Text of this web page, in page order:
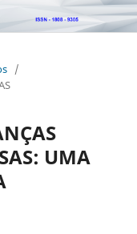
/
UMA